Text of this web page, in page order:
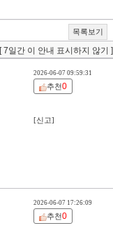
목록보기
[ 7일간 이 안내 표시하지 않기 ]
2026-06-07 09:59:31
추천0
[신고]
2026-06-07 17:26:09
추천0